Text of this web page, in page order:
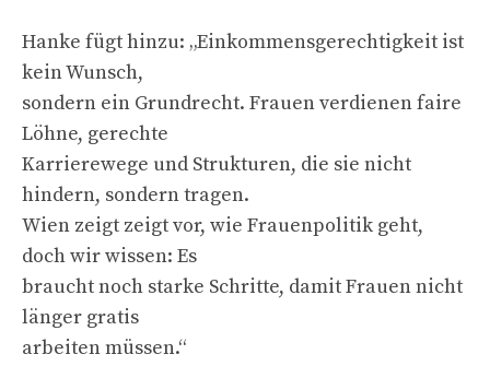
Hanke fügt hinzu: „Einkommensgerechtigkeit ist
kein Wunsch,
sondern ein Grundrecht. Frauen verdienen faire
Löhne, gerechte
Karrierewege und Strukturen, die sie nicht
hindern, sondern tragen.
Wien zeigt zeigt vor, wie Frauenpolitik geht,
doch wir wissen: Es
braucht noch starke Schritte, damit Frauen nicht
länger gratis
arbeiten müssen.“